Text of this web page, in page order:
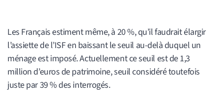
Les Français estiment même, à 20 %, qu’il faudrait élargir
l’assiette de l’ISF en baissant le seuil au-delà duquel un
ménage est imposé. Actuellement ce seuil est de 1,3
million d’euros de patrimoine, seuil considéré toutefois
juste par 39 % des interrogés.